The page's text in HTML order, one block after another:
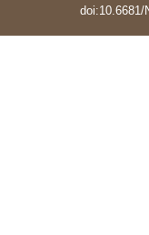
doi:10.6681/